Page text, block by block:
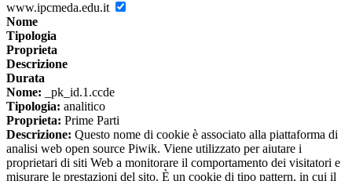
www.ipcmeda.edu.it
Nome
Tipologia
Proprieta
Descrizione
Durata
Nome: _pk_id.1.ccde
Tipologia: analitico
Proprieta: Prime Parti
Descrizione: Questo nome di cookie è associato alla piattaforma di
analisi web open source Piwik. Viene utilizzato per aiutare i
proprietari di siti Web a monitorare il comportamento dei visitatori e
misurare le prestazioni del sito. È un cookie di tipo pattern, in cui il